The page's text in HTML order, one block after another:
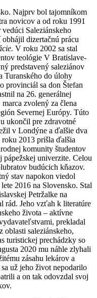
Najprv bol tajomníkom
novicov a od roku 1991
Saleziánskeho
dizertačnú prácu
V roku 2002 sa stal
teológie V Bratislave-
predstavený saleziánov
Turanského do úlohy
provinciál sa don Štefan
na 26. generálnej
zvolený za člena
Severnej Európy. Túto
ukončil pre zdravotné
v Londýne a ďalšie dva
2013 prišla ďalšia
komunity študentov
univerzite. Celou
budúcich kňazov.
stav napokon viedol
2016 na Slovensko. Stal
Petržalke na
rád. Jeho vzťah k literatúre
života – aktívne
prekladal
saleziánskeho,
turistickej prechádzky so
2020 mu náhle zlyhali
zásahu lekárov a
už jeho život nepodarilo
a on tak odovzdal svoj